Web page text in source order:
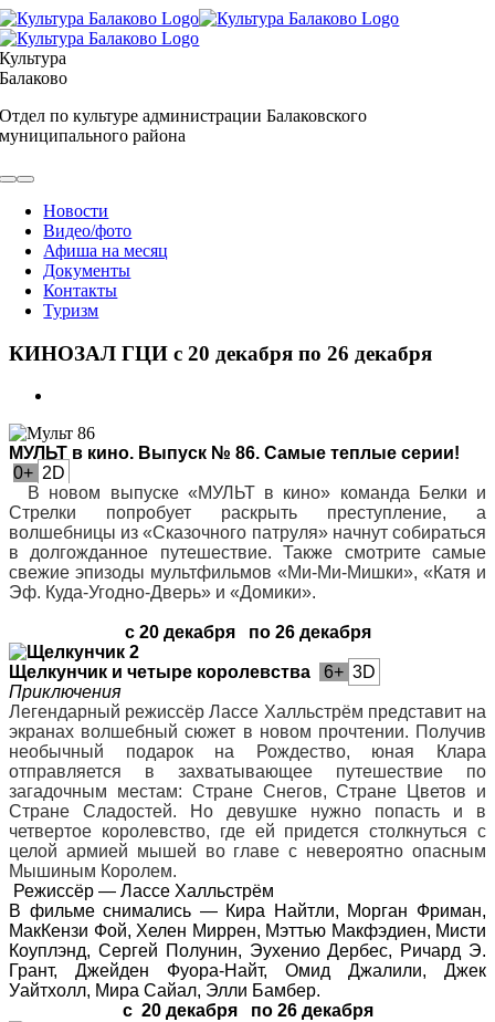
Skip
to
content
Культура
Балаково
Отдел по культуре администрации Балаковского
муниципального района
Toggle
NavigationНовости
Видео/фото
Афиша на месяц
Документы
Контакты
Туризм
КИНОЗАЛ ГЦИ с 20 декабря по 26 декабря
Image
МУЛЬТ в кино. Выпуск № 86. Самые теплые серии!
0+ 2D
В новом выпуске «МУЛЬТ в кино» команда Белки и
Стрелки попробует раскрыть преступление, а
волшебницы из «Сказочного патруля» начнут собираться
в долгожданное путешествие. Также смотрите самые
свежие эпизоды мультфильмов «Ми-Ми-Мишки», «Катя и
Эф. Куда-Угодно-Дверь» и «Домики».
с 20 декабря по 26 декабря
Щелкунчик и четыре королевства 6+ 3D
Приключения
Легендарный режиссёр Лассе Халльстрём представит на
экранах волшебный сюжет в новом прочтении. Получив
необычный подарок на Рождество, юная Клара
отправляется в захватывающее путешествие по
загадочным местам: Стране Снегов, Стране Цветов и
Стране Сладостей. Но девушке нужно попасть и в
четвертое королевство, где ей придется столкнуться с
целой армией мышей во главе с невероятно опасным
Мышиным Королем.
Режиссёр — Лассе Халльстрём
В фильме снимались — Кира Найтли, Морган Фриман,
МакКензи Фой, Хелен Миррен, Мэттью Макфэдиен, Мисти
Коуплэнд, Сергей Полунин, Эухенио Дербес, Ричард Э.
Грант, Джейден Фуора-Найт, Омид Джалили, Джек
Уайтхолл, Мира Сайал, Элли Бамбер.
с 20 декабря по 26 декабря